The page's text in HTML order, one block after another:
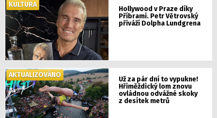
Hollywood v Praze díky
Příbrami. Petr Větrovský
přiváží Dolpha Lundgrena
KULTURA
Už za pár dní to vypukne!
Hřiměždický lom znovu
ovládnou odvážné skoky
z desítek metrů
AKTUALIZOVÁNO